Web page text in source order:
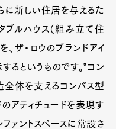
新しい住居を与えるた
ブルハウス（組み立て住
ザ・ロウのブランドアイ
るというものです。‟コン
全体を支えるコンパス型
のアティチュードを表現す
ファントスペースに常設さ